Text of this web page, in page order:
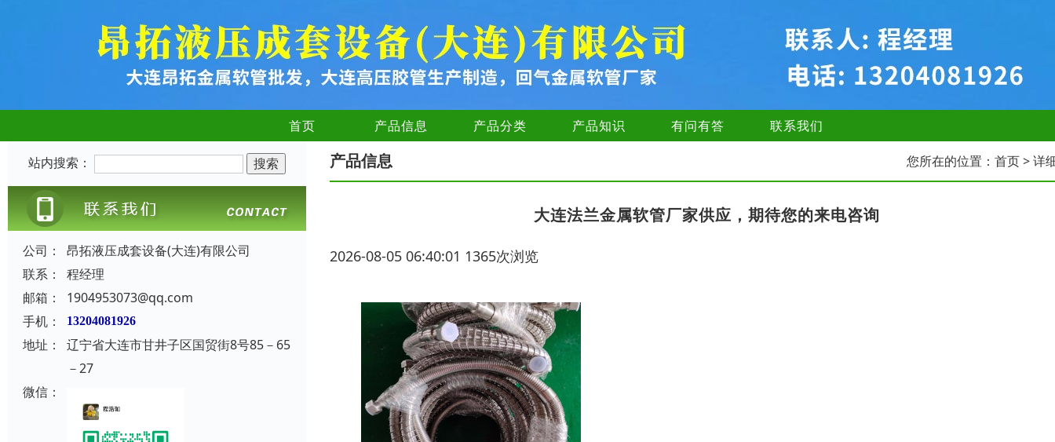
首页 产品信息 产品分类 产品知识 有问有答 联系我们
站内搜索：
公司：
昂拓液压成套设备(大连)有限公司
联系：
程经理
邮箱：
1904953073@qq.com
手机：
13204081926
地址：
辽宁省大连市甘井子区国贸街8号85－65
－27
微信：
产品信息 您所在的位置： 首页> 详
大连法兰金属软管厂家供应，期待您的来电咨询
2026-08-05 06:40:01 1365次浏览